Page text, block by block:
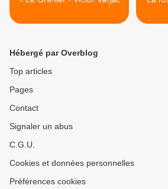
Hébergé par Overblog
Top articles
Pages
Contact
Signaler un abus
C.G.U.
Cookies et données personnelles
Préférences cookies